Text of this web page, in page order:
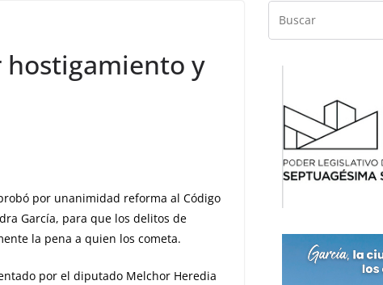
y
por unanimidad reforma al Código
García, para que los delitos de
la pena a quien los cometa.
por el diputado Melchor Heredia